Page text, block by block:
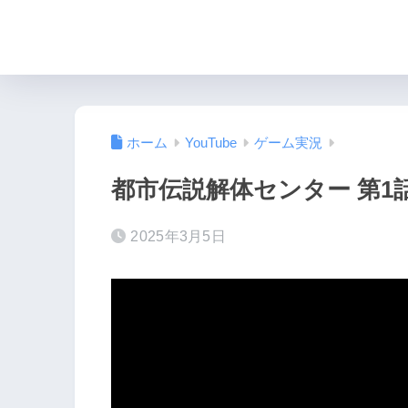
ホーム YouTube ゲーム実況
都市伝説解体センター 第1
2025年3月5日